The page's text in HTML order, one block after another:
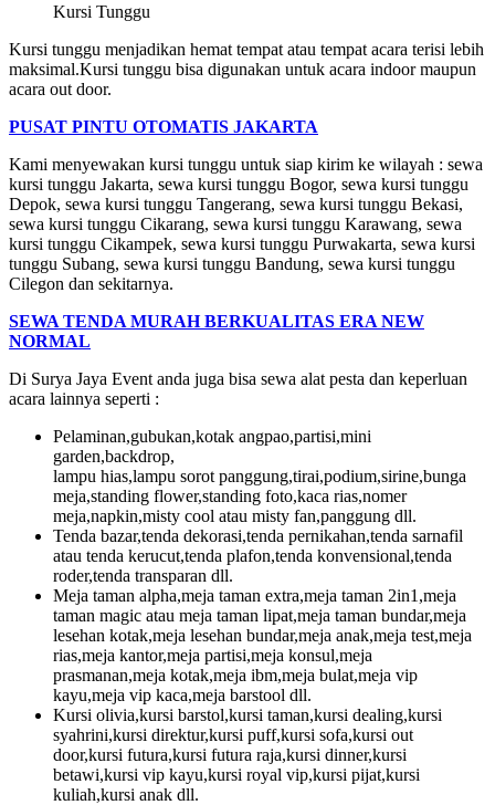
Kursi Tunggu
Kursi tunggu menjadikan hemat tempat atau tempat acara terisi lebih
maksimal.Kursi tunggu bisa digunakan untuk acara indoor maupun
acara out door.
PUSAT PINTU OTOMATIS JAKARTA
Kami menyewakan kursi tunggu untuk siap kirim ke wilayah : sewa
kursi tunggu Jakarta, sewa kursi tunggu Bogor, sewa kursi tunggu
Depok, sewa kursi tunggu Tangerang, sewa kursi tunggu Bekasi,
sewa kursi tunggu Cikarang, sewa kursi tunggu Karawang, sewa
kursi tunggu Cikampek, sewa kursi tunggu Purwakarta, sewa kursi
tunggu Subang, sewa kursi tunggu Bandung, sewa kursi tunggu
Cilegon dan sekitarnya.
SEWA TENDA MURAH BERKUALITAS ERA NEW
NORMAL
Di Surya Jaya Event anda juga bisa sewa alat pesta dan keperluan
acara lainnya seperti :
Pelaminan,gubukan,kotak angpao,partisi,mini
garden,backdrop,
lampu hias,lampu sorot panggung,tirai,podium,sirine,bunga
meja,standing flower,standing foto,kaca rias,nomer
meja,napkin,misty cool atau misty fan,panggung dll.
Tenda bazar,tenda dekorasi,tenda pernikahan,tenda sarnafil
atau tenda kerucut,tenda plafon,tenda konvensional,tenda
roder,tenda transparan dll.
Meja taman alpha,meja taman extra,meja taman 2in1,meja
taman magic atau meja taman lipat,meja taman bundar,meja
lesehan kotak,meja lesehan bundar,meja anak,meja test,meja
rias,meja kantor,meja partisi,meja konsul,meja
prasmanan,meja kotak,meja ibm,meja bulat,meja vip
kayu,meja vip kaca,meja barstool dll.
Kursi olivia,kursi barstol,kursi taman,kursi dealing,kursi
syahrini,kursi direktur,kursi puff,kursi sofa,kursi out
door,kursi futura,kursi futura raja,kursi dinner,kursi
betawi,kursi vip kayu,kursi royal vip,kursi pijat,kursi
kuliah,kursi anak dll.